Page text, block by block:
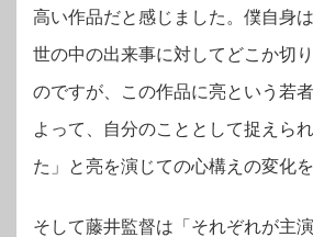
高い作品だと感じました。僕自身
世の中の出来事に対してどこか切
のですが、この作品に亮という若
よって、自分のこととして捉えら
た」と亮を演じての心構えの変化を
そして藤井監督は「それぞれが主